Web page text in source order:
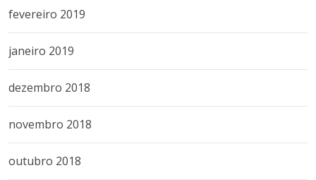
fevereiro 2019
janeiro 2019
dezembro 2018
novembro 2018
outubro 2018